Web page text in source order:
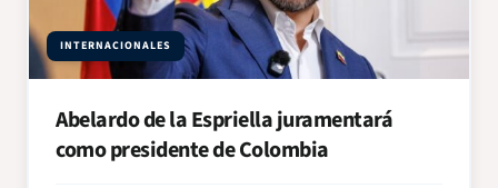
INTERNACIONALES
Abelardo de la Espriella juramentará
como presidente de Colombia